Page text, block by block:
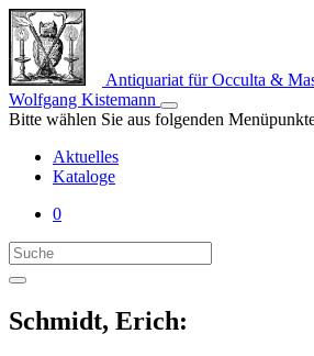
Antiquariat für Occulta &
Wolfgang Kistemann
Bitte wählen Sie aus folgenden
Aktuelles
Kataloge
0
Schmidt, Erich: